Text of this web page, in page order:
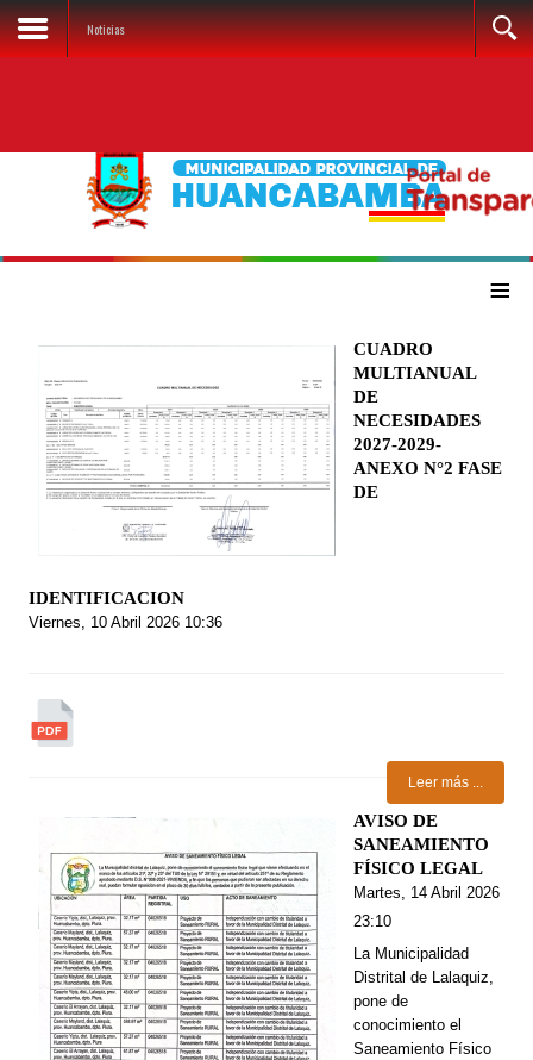
Noticias
≡
CUADRO
MULTIANUAL
DE
NECESIDADES
2027-2029-
ANEXO N°2 FASE
DE
IDENTIFICACION
Viernes, 10 Abril 2026 10:36
Leer más ...
AVISO DE
SANEAMIENTO
FÍSICO LEGAL
Martes, 14 Abril 2026
23:10
La Municipalidad
Distrital de Lalaquiz,
pone de
conocimiento el
Saneamiento Físico